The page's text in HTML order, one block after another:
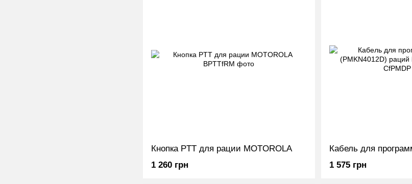
Кнопка PTT для рации MOTOROLA
1 260 грн
1 575 грн